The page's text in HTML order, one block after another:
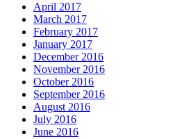
April 2017
March 2017
February 2017
January 2017
December 2016
November 2016
October 2016
September 2016
August 2016
July 2016
June 2016